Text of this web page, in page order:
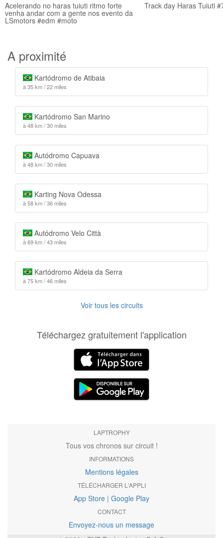
Acelerando no haras tuiuti ritmo forte
venha andar com a gente nos evento da
LSmotors #edm #moto
Track day Haras Tuiuti
A proximité
Kartódromo de Atibaia
à 35 km / 22 miles
Kartódromo San Marino
à 48 km / 30 miles
Autódromo Capuava
à 48 km / 30 miles
Karting Nova Odessa
à 58 km / 36 miles
Autódromo Velo Città
à 69 km / 43 miles
Kartódromo Aldeia da Serra
à 75 km / 46 miles
Voir tous les circuits
Téléchargez gratuitement l'application
LAPTROPHY
Tous vos chronos sur circuit !
INFORMATIONS
Mentions légales
TÉLÉCHARGER L'APPLI
App Store | Google Play
CONTACT
Envoyez-nous un message